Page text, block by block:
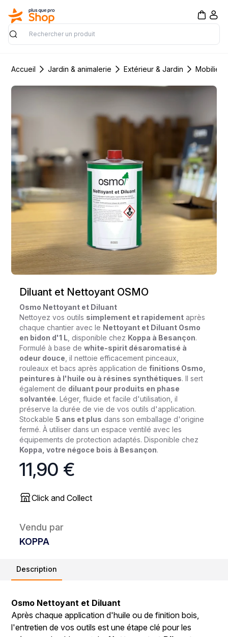
Rechercher
Accueil Jardin & animalerie Extérieur & Jardin Mobilier
Diluant et Nettoyant OSMO
Osmo Nettoyant et Diluant
Nettoyez vos outils simplement et rapidement après
chaque chantier avec le Nettoyant et Diluant Osmo
en bidon d'1 L , disponible chez Koppa à Besançon.
Formulé à base dewhite-spirit désaromatisé à
odeur douce , il nettoie efficacement pinceaux,
rouleaux et bacs après application definitions Osmo,
peintures à l'huile ou à résines synthétiques. Il sert
également de diluant pour produits en phase
solvantée. Léger, fluide et facile d'utilisation, il
préserve la durée de vie de vos outils d'application.
Stockable5 ans et plus dans son emballage d'origine
fermé. À utiliser dans un espace ventilé avec les
équipements de protection adaptés. Disponible chez
Koppa, votre négoce bois à Besançon.
11,90 €
Click and Collect
Vendu par
KOPPA
Description
Osmo Nettoyant et Diluant
Après chaque application d'huile ou de finition bois,
l'entretien de vos outils est une étape clé pour les